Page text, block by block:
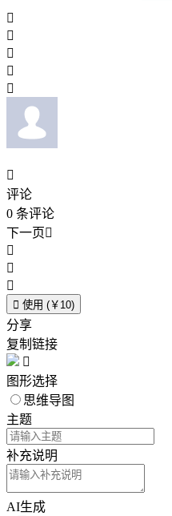






评论
0 条评论
下一页



 使用 (￥10)
分享
复制链接

图形选择
思维导图
主题
补充说明
AI生成